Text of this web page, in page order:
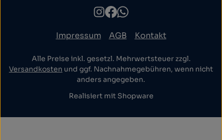
Impressum AGB Kontakt
Alle Preise inkl. gesetzl. Mehrwertsteuer zzgl.
Versandkosten und ggf. Nachnahmegebühren, wenn nicht
anders angegeben.
Realisiert mit Shopware